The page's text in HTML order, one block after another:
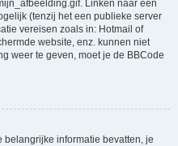
Linken naar een
(tenzij het een publieke server
vereisen zoals in: Hotmail of
website, enz. kunnen niet
weer te geven, moet je de BBCode
informatie bevatten, je